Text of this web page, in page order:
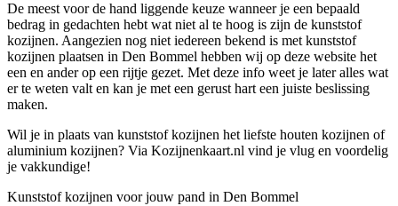
De meest voor de hand liggende keuze wanneer je een bepaald
bedrag in gedachten hebt wat niet al te hoog is zijn de kunststof
kozijnen. Aangezien nog niet iedereen bekend is met kunststof
kozijnen plaatsen in Den Bommel hebben wij op deze website het
een en ander op een rijtje gezet. Met deze info weet je later alles wat
er te weten valt en kan je met een gerust hart een juiste beslissing
maken.
Wil je in plaats van kunststof kozijnen het liefste houten kozijnen of
aluminium kozijnen? Via Kozijnenkaart.nl vind je vlug en voordelig
je vakkundige!
Kunststof kozijnen voor jouw pand in Den Bommel